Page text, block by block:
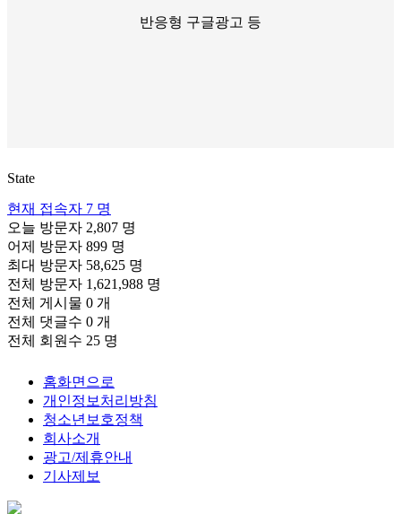
반응형 구글광고 등
State
현재 접속자 7 명
오늘 방문자 2,807 명
어제 방문자 899 명
최대 방문자 58,625 명
전체 방문자 1,621,988 명
전체 게시물 0 개
전체 댓글수 0 개
전체 회원수 25 명
홈화면으로
개인정보처리방침
청소년보호정책
회사소개
광고/제휴안내
기사제보